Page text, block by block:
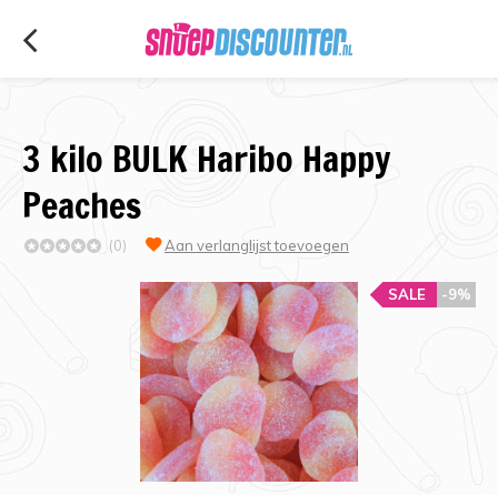
3 kilo BULK Haribo Happy
Peaches
(0) Aan verlanglijst toevoegen
-9%
SALE